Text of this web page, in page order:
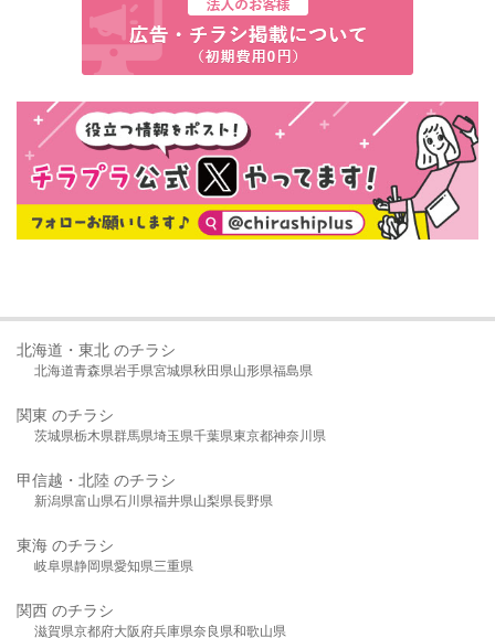
北海道・東北 のチラシ
北海道青森県岩手県宮城県秋田県山形県福島県
関東 のチラシ
茨城県栃木県群馬県埼玉県千葉県東京都神奈川県
甲信越・北陸 のチラシ
新潟県富山県石川県福井県山梨県長野県
東海 のチラシ
岐阜県静岡県愛知県三重県
関西 のチラシ
滋賀県京都府大阪府兵庫県奈良県和歌山県